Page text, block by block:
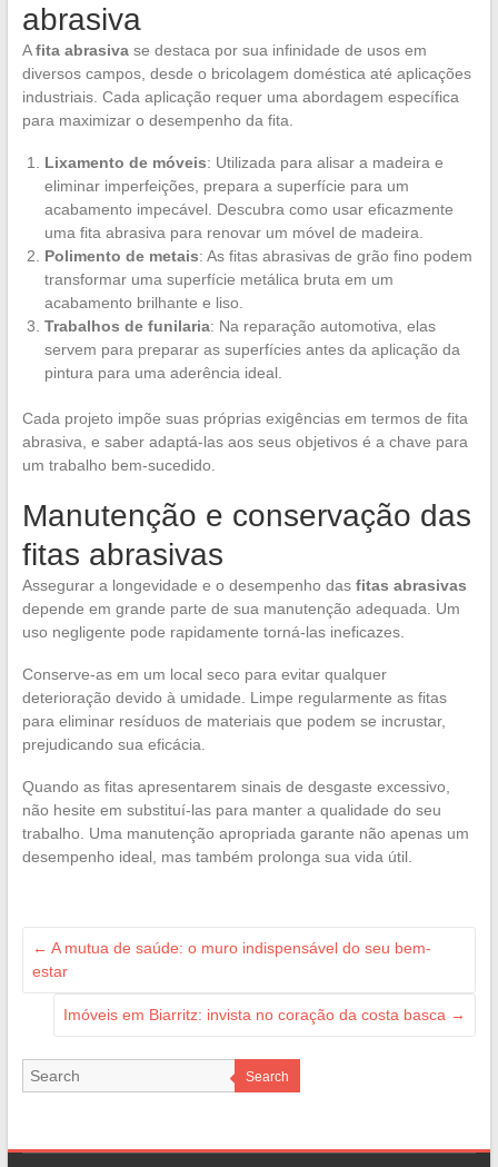
abrasiva
Afita abrasivase destaca por sua infinidade de usos em
diversos campos, desde o bricolagem doméstica até aplicações
industriais. Cada aplicação requer uma abordagem específica
para maximizar o desempenho da fita.
Lixamento de móveis: Utilizada para alisar a madeira e
eliminar imperfeições, prepara a superfície para um
acabamento impecável. Descubra como usar eficazmente
uma fita abrasiva para renovar um móvel de madeira.
Polimento de metais: As fitas abrasivas de grão fino podem
transformar uma superfície metálica bruta em um
acabamento brilhante e liso.
Trabalhos de funilaria: Na reparação automotiva, elas
servem para preparar as superfícies antes da aplicação da
pintura para uma aderência ideal.
Cada projeto impõe suas próprias exigências em termos de fita
abrasiva, e saber adaptá-las aos seus objetivos é a chave para
um trabalho bem-sucedido.
Manutenção e conservação das
fitas abrasivas
Assegurar a longevidade e o desempenho das fitas abrasivas
depende em grande parte de sua manutenção adequada. Um
uso negligente pode rapidamente torná-las ineficazes.
Conserve-as em um local seco para evitar qualquer
deterioração devido à umidade. Limpe regularmente as fitas
para eliminar resíduos de materiais que podem se incrustar,
prejudicando sua eficácia.
Quando as fitas apresentarem sinais de desgaste excessivo,
não hesite em substituí-las para manter a qualidade do seu
trabalho. Uma manutenção apropriada garante não apenas um
desempenho ideal, mas também prolonga sua vida útil.
← A mutua de saúde: o muro indispensável do seu bem-
estar
Imóveis em Biarritz: invista no coração da costa basca →
Search